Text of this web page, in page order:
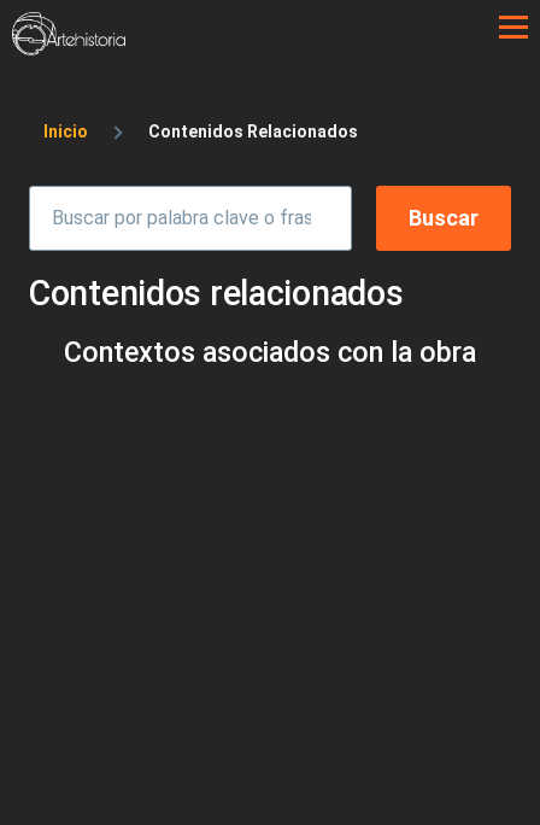
Pasar al contenido principal
Sobrescribir enlaces de ayuda a la
Inicio Contenidos Relacionados
Contenidos relacionados
Contextos asociados con la obra